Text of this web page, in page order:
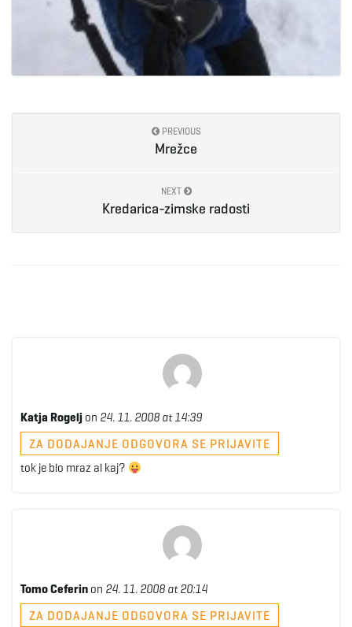
PREVIOUS
Mrežce
NEXT
Kredarica-zimske radosti
Katja Rogelj on 24. 11. 2008 at 14:39
ZA DODAJANJE ODGOVORA SE PRIJAVITE
tok je blo mraz al kaj?
Tomo Ceferin on 24. 11. 2008 at 20:14
ZA DODAJANJE ODGOVORA SE PRIJAVITE